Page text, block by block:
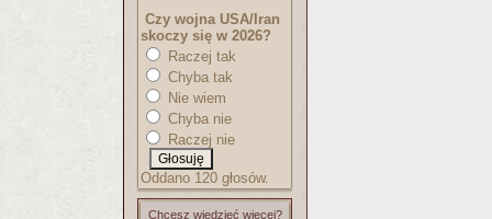
Czy wojna USA/Iran
skoczy się w 2026?
Raczej tak
Chyba tak
Nie wiem
Chyba nie
Raczej nie
Oddano 120 głosów.
Chcesz wiedzieć więcej?